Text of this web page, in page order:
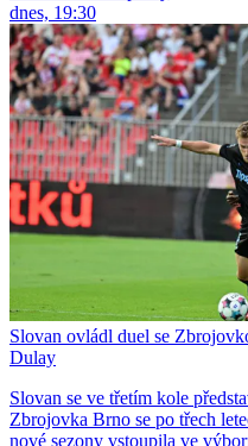
dnes, 19:30
Slovan ovládl duel se
Dulay
Slovan se ve třetím kole
Zbrojovka Brno se po třech
nové sezony vstoupila ve